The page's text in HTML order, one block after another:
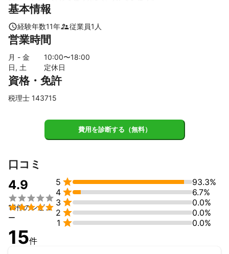
若手税理士として、フットワーク軽く、敷居低く、親切丁寧なサ
これまでの実績
初めに勤務した税理士事務所では、２５社ほどのお客様を担当
税理士事務所の一通りの業務に携わりました。
その後BIG4と言われる大手税理士法人で大企業の税効果計算、申
告業務、組織再編業務など法人の高度な税務に携わりました。
管理、タックスヘイブン税制の整理、電子帳簿保存法やインボイ
アピールポイント
・代表税理士が直接担当させて頂きます。そのためスピーディで
・スタートアップ企業から規模の大きな会社まで対応可能です。
会社のステージが変化していっても共に伴走させて頂きます。
・IT技術を積極的に使っています。効率化できるところはどんど
基本情報
経験年数11年 従業員1 人
営業時間
月 - 金 10:00〜18:00
日, 土
定休日
資格・免許
税理士 143715
費用を診断する（無料）
口コミ
4.9


15件のレビュ
ー
5 
93.3%
4 
6.7%
3 
0.0%
2 
0.0%
1  0.0%
15件